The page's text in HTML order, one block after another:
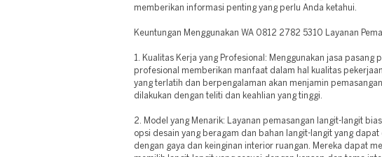
memberikan informasi penting yang perlu Anda ketahui.
Keuntungan Menggunakan WA 0812 2782 5310 Layanan
1. Kualitas Kerja yang Profesional: Menggunakan jasa pasang
profesional memberikan manfaat dalam hal kualitas
yang terlatih dan berpengalaman akan menjamin
dilakukan dengan teliti dan keahlian yang tinggi.
2. Model yang Menarik: Layanan pemasangan langit-langit
opsi desain yang beragam dan bahan langit-langit yang dapat
dengan gaya dan keinginan interior ruangan. Mereka dapat